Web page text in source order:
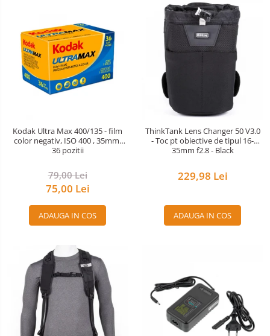
Kodak Ultra Max 400/135 - film
color negativ, ISO 400 , 35mm,
36 pozitii
79,00 Lei
75,00 Lei
ADAUGA IN COS
ThinkTank Lens Changer 50 V3.0
- Toc pt obiective de tipul 16-
35mm f2.8 - Black
229,98 Lei
ADAUGA IN COS